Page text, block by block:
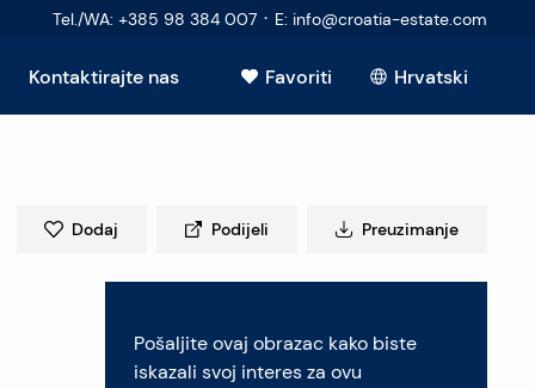
Tel./WA: +385 98 384 007 · E: info@croatia-estate.com
Kontaktirajte nas Favoriti Hrvatski
Vidi sve
Dodaj Podijeli Preuzimanje
Pošaljite ovaj obrazac kako biste
iskazali svoj interes za ovu